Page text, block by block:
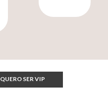
QUERO SER VIP